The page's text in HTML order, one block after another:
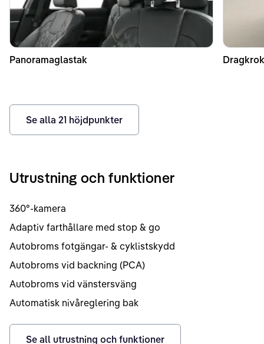
Panoramaglastak
Se alla 21 höjdpunkter
Utrustning och funktioner
360°-kamera
Adaptiv farthållare med stop & go
Autobroms fotgängar- & cyklistskydd
Autobroms vid backning (PCA)
Autobroms vid vänstersväng
Automatisk nivåreglering bak
Se all utrustning och funktioner